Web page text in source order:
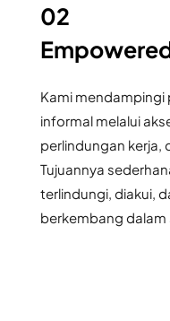
02
Kami mendampingi
informal melalui
perlindungan kerja,
Tujuannya
terlindungi, diakui,
berkembang dalam